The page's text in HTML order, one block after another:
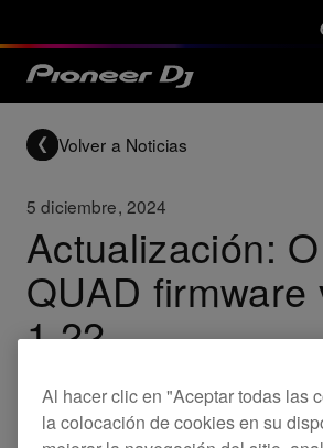
Volver a Noticias
5 diciembre, 2024
Actualización:
QUAD firmware
1.22
Updates OPUS-QUAD
Al hacer clic en "Aceptar todas las
la colocación de cookies en su